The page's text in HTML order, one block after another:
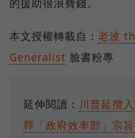
的援助很浪費錢。
本文授權轉載自： 老波
Generalist 臉書粉專
延伸閱讀： 川普延攬
釋「政府效率部」宗